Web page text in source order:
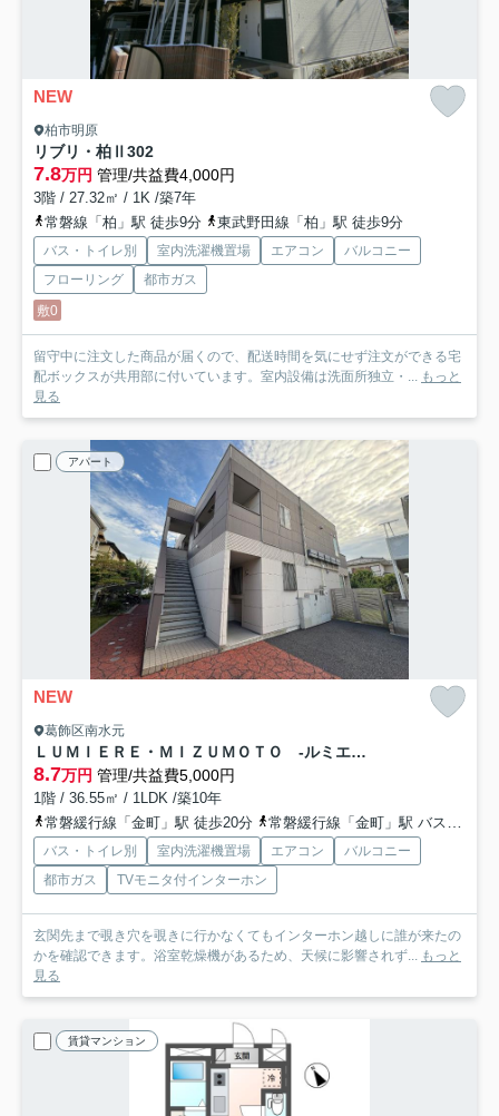
NEW
柏市明原
リブリ・柏Ⅱ 302
7.8万円 管理/共益費4,000円
3階 / 27.32㎡ / 1K /築7年
常磐線「柏」駅 徒歩9分
東武野田線「柏」駅 徒歩9分
バス・トイレ別 室内洗濯機置場 エアコン
バルコニー
フローリング
都市ガス
敷0
留守中に注文した商品が届くので、配送時間を気にせず注文ができる宅
配ボックスが共用部に付いています。室内設備は洗面所独立・... もっと
見る
アパート
NEW
葛飾区南水元
ＬＵＭＩＥＲＥ・ＭＩＺＵＭＯＴＯ -ルミエール水元-
8.7万円 管理/共益費5,000円
1階 / 36.55㎡ / 1LDK /築10年
常磐緩行線「金町」駅 徒歩20分
常磐緩行線「金町」駅 バス12分 「水元三丁目」 停歩5分
バス・トイレ別 室内洗濯機置場 エアコン
バルコニー
都市ガス
TVモニタ付インターホン
玄関先まで覗き穴を覗きに行かなくてもインターホン越しに誰が来たの
かを確認できます。浴室乾燥機があるため、天候に影響されず... もっと
見る
賃貸マンション